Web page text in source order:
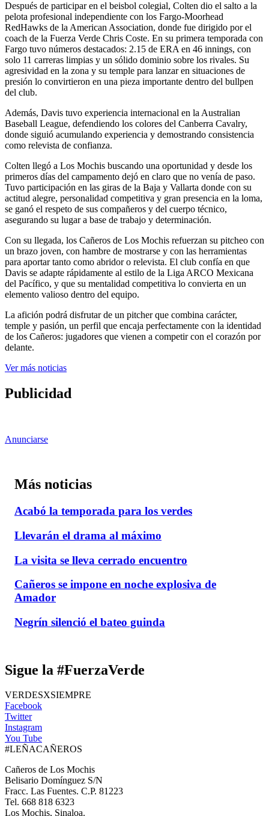
Después de participar en el beisbol colegial, Colten dio el salto a la
pelota profesional independiente con los Fargo-Moorhead
RedHawks de la American Association, donde fue dirigido por el
coach de la Fuerza Verde Chris Coste. En su primera temporada con
Fargo tuvo números destacados: 2.15 de ERA en 46 innings, con
solo 11 carreras limpias y un sólido dominio sobre los rivales. Su
agresividad en la zona y su temple para lanzar en situaciones de
presión lo convirtieron en una pieza importante dentro del bullpen
del club.
Además, Davis tuvo experiencia internacional en la Australian
Baseball League, defendiendo los colores del Canberra Cavalry,
donde siguió acumulando experiencia y demostrando consistencia
como relevista de confianza.
Colten llegó a Los Mochis buscando una oportunidad y desde los
primeros días del campamento dejó en claro que no venía de paso.
Tuvo participación en las giras de la Baja y Vallarta donde con su
actitud alegre, personalidad competitiva y gran presencia en la loma,
se ganó el respeto de sus compañeros y del cuerpo técnico,
asegurando su lugar a base de trabajo y determinación.
Con su llegada, los Cañeros de Los Mochis refuerzan su pitcheo con
un brazo joven, con hambre de mostrarse y con las herramientas
para aportar tanto como abridor o relevista. El club confía en que
Davis se adapte rápidamente al estilo de la Liga ARCO Mexicana
del Pacífico, y que su mentalidad competitiva lo convierta en un
elemento valioso dentro del equipo.
La afición podrá disfrutar de un pitcher que combina carácter,
temple y pasión, un perfil que encaja perfectamente con la identidad
de los Cañeros: jugadores que vienen a competir con el corazón por
delante.
Ver más noticias
Publicidad
Anunciarse
Más noticias
Acabó la temporada para los verdes
Llevarán el drama al máximo
La visita se lleva cerrado encuentro
Cañeros se impone en noche explosiva de
Amador
Negrín silenció el bateo guinda
Sigue la #FuerzaVerde
VERDESXSIEMPRE
Facebook
Twitter
Instagram
You Tube
#LEÑACAÑEROS
Cañeros de Los Mochis
Belisario Domínguez S/N
Fracc. Las Fuentes. C.P. 81223
Tel. 668 818 6323
Los Mochis, Sinaloa.